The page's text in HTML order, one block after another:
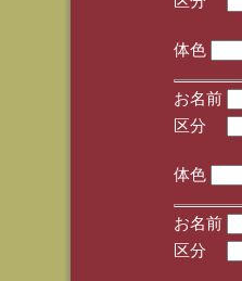
(
体色
お名前
区分
(
体色
お名前
区分
(